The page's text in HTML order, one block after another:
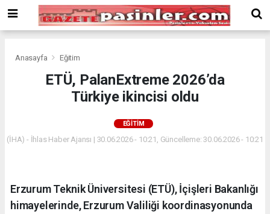
Bonusu
Veren
deneme
siteler
Veren
Anasayfa Eğitim
ETÜ, PalanExtreme 2026’da
Türkiye ikincisi oldu
EĞITIM
(İHA) - İhlas Haber Ajansı | 30.06.2026 - 10:21, Güncelleme: 30.06.2026 - 10:21
Erzurum Teknik Üniversitesi (ETÜ), İçişleri Bakanlığı
himayelerinde, Erzurum Valiliği koordinasyonunda